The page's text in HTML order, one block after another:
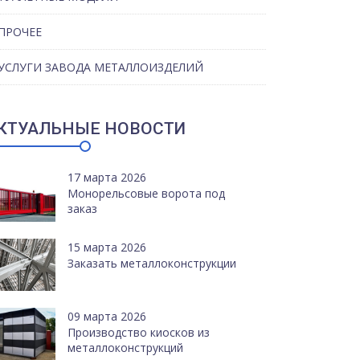
ЗАВОДА МЕТАЛЛОИЗДЕЛИЙ
НОВОСТИ
17 марта 2026
Монорельсовые ворота под
заказ
15 марта 2026
Заказать металлоконструкции
09 марта 2026
Производство киосков из
металлоконструкций